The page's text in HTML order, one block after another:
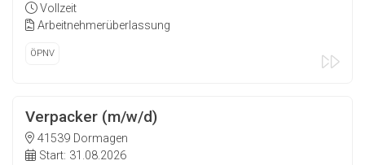
Vollzeit
Arbeitnehmerüberlassung
ÖPNV
Verpacker (m/w/d)
41539 Dormagen
Start: 31.08.2026